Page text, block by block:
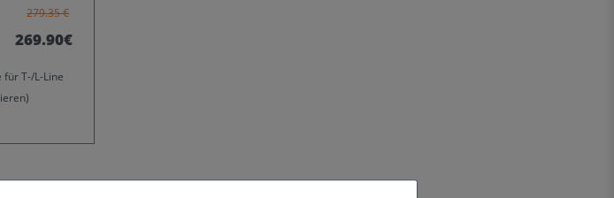
279.35 €
269.90€
für T-/L-Line